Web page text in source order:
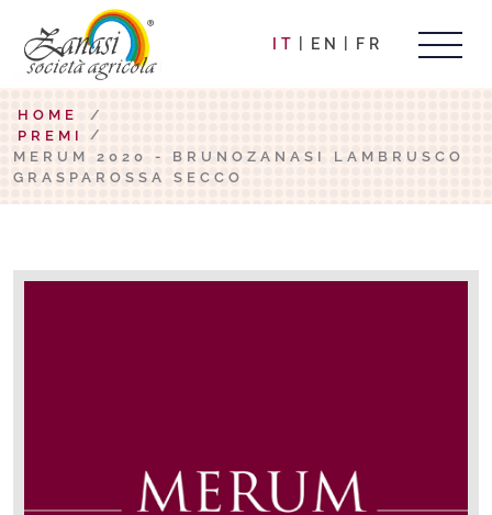
IT EN FR
HOME
/
PREMI
MERUM 2020 - BRUNOZANASI LAMBRUSCO
GRASPAROSSA SECCO